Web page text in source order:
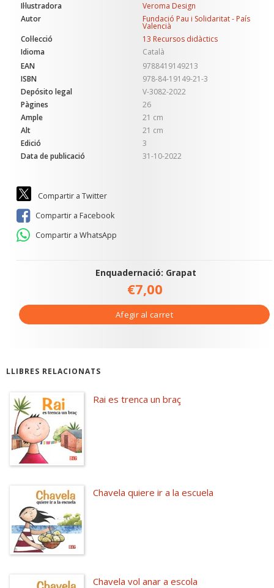
Il·lustradora
Veroma Design
Autor
Fundació Pau i Solidaritat - País
Valencià
Col·lecció
13 Recursos didàctics
Idioma
Català
EAN
9788419149213
ISBN
978-84-19149-21-3
Depósito legal
V-3082-2022
Pàgines
26
Ample
21 cm
Alt
21 cm
Edició
3
Data de publicació
31-10-2022
Compartir a Twitter
Compartir a Facebook
Compartir a WhatsApp
Enquadernació: Grapat
€7,00
Afegir al carret
LLIBRES RELACIONATS
Rai es trenca un braç
Chavela quiere ir a la escuela
Chavela vol anar a escola